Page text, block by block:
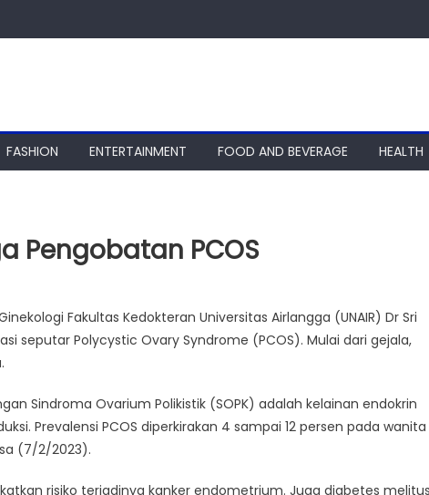
FASHION ENTERTAINMENT FOOD AND BEVERAGE HEALTH
Pengobatan PCOS
Fakultas Kedokteran Universitas Airlangga (UNAIR) Dr Sri
seputar Polycystic Ovary Syndrome (PCOS). Mulai dari gejala,
Sindroma Ovarium Polikistik (SOPK) adalah kelainan endokrin
Prevalensi PCOS diperkirakan 4 sampai 12 persen pada wanita
(7/2/2023).
risiko terjadinya kanker endometrium. Juga diabetes